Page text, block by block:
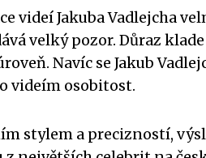
videí Jakuba Vadlejcha
velký pozor. Důraz
Navíc se Jakub
videím osobitost.
stylem a precizností,